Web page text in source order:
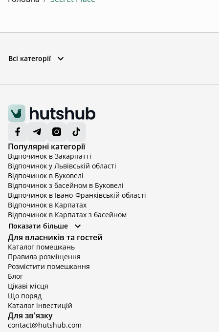
Всі категорії
Популярні категорії
Відпочинок в Закарпатті
Відпочинок у Львівській області
Відпочинок в Буковелі
Відпочинок з басейном в Буковелі
Відпочинок в Івано-Франківській області
Відпочинок в Карпатах
Відпочинок в Карпатах з басейном
Відпочинок в Київській області
Відпочинок в Київській області з басейном
Відпочинок в Тернопільській області
Відпочинок у Вінницькій області
Відпочинок в Яремче
Відпочинок у Львівській області з басейном
Відпочинок з басейном в Тернопільській області
Показати більше
Для власників та гостей
Каталог помешкань
Правила розміщення
Розмістити помешкання
Блог
Цікаві місця
Що поряд
Каталог інвестицій
Для зв'язку
contact@hutshub.com